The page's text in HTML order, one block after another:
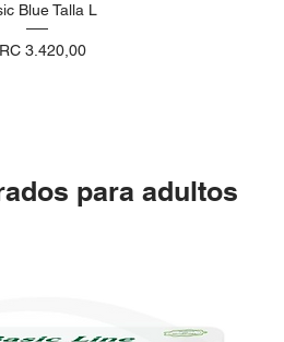
Blue Talla L
3.420,00
para adultos